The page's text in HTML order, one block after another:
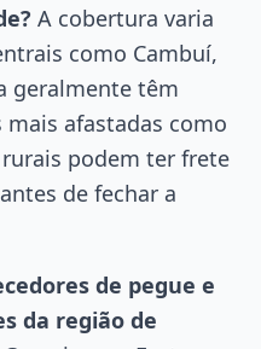
A cobertura varia
como Cambuí,
geralmente têm
afastadas como
podem ter frete
de fechar a
de pegue e
da região de